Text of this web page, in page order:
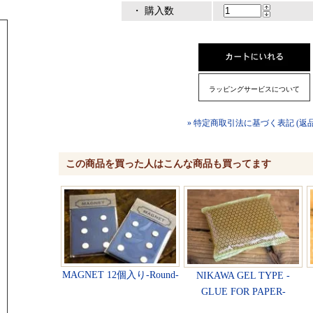
・ 購入数
ラッピングサービスについて
» 特定商取引法に基づく表記 (返
この商品を買った人はこんな商品も買ってます
MAGNET 12個入り-Round-
NIKAWA GEL TYPE -
GLUE FOR PAPER-